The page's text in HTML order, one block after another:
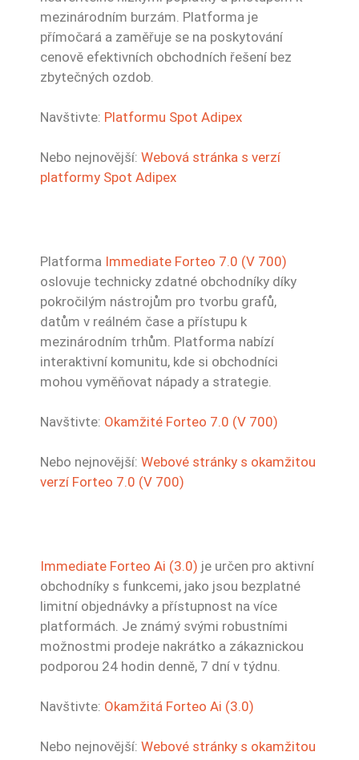
mezinárodním burzám. Platforma je
přímočará a zaměřuje se na poskytování
cenově efektivních obchodních řešení bez
zbytečných ozdob.
Navštivte: Platformu Spot Adipex
Nebo nejnovější: Webová stránka s verzí
platformy Spot Adipex
Platforma Immediate Forteo 7.0 (V 700)
oslovuje technicky zdatné obchodníky díky
pokročilým nástrojům pro tvorbu grafů,
datům v reálném čase a přístupu k
mezinárodním trhům. Platforma nabízí
interaktivní komunitu, kde si obchodníci
mohou vyměňovat nápady a strategie.
Navštivte: Okamžité Forteo 7.0 (V 700)
Nebo nejnovější: Webové stránky s okamžitou
verzí Forteo 7.0 (V 700)
Immediate Forteo Ai (3.0) je určen pro aktivní
obchodníky s funkcemi, jako jsou bezplatné
limitní objednávky a přístupnost na více
platformách. Je známý svými robustními
možnostmi prodeje nakrátko a zákaznickou
podporou 24 hodin denně, 7 dní v týdnu.
Navštivte: Okamžitá Forteo Ai (3.0)
Nebo nejnovější: Webové stránky s okamžitou